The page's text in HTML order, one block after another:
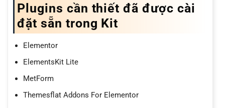
Plugins cần thiết đã được cài
đặt sẵn trong Kit
Elementor
ElementsKit Lite
MetForm
Themesflat Addons For Elementor